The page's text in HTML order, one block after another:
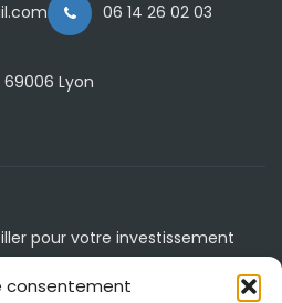
consentement
06 14 26 02 03
69006 Lyon
pour votre investissement